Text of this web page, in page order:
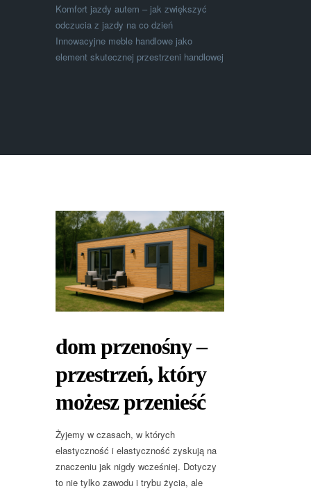
Komfort jazdy autem – jak zwiększyć
odczucia z jazdy na co dzień
Innowacyjne meble handlowe jako
element skutecznej przestrzeni handlowej
dom przenośny –
przestrzeń, który
możesz przenieść
Żyjemy w czasach, w których
elastyczność i elastyczność zyskują na
znaczeniu jak nigdy wcześniej. Dotyczy
to nie tylko zawodu i trybu życia, ale